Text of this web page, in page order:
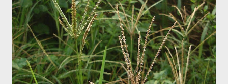
cá. Hoa nở về mùa hạ vào các tháng 5-8. (Hình dưới).